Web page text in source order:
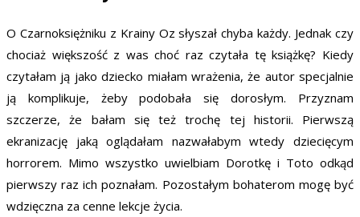
O Czarnoksiężniku z Krainy Oz słyszał chyba każdy. Jednak czy
chociaż większość z was choć raz czytała tę książkę? Kiedy
czytałam ją jako dziecko miałam wrażenia, że autor specjalnie
ją komplikuje, żeby podobała się dorosłym. Przyznam
szczerze, że bałam się też trochę tej historii. Pierwszą
ekranizację jaką oglądałam nazwałabym wtedy dziecięcym
horrorem. Mimo wszystko uwielbiam Dorotkę i Toto odkąd
pierwszy raz ich poznałam. Pozostałym bohaterom mogę być
wdzięczna za cenne lekcje życia.